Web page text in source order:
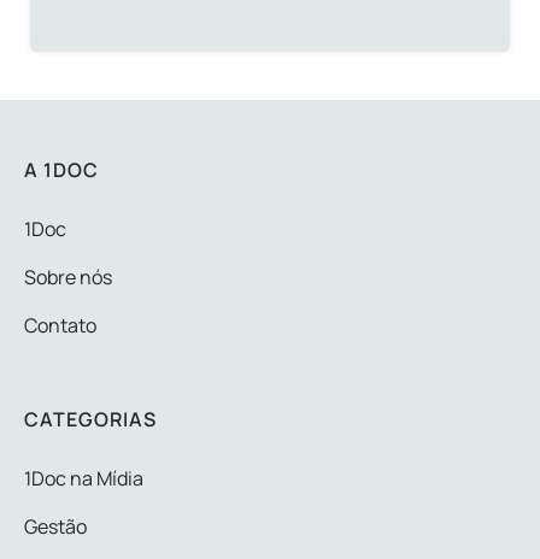
A 1DOC
1Doc
Sobre nós
Contato
CATEGORIAS
1Doc na Mídia
Gestão